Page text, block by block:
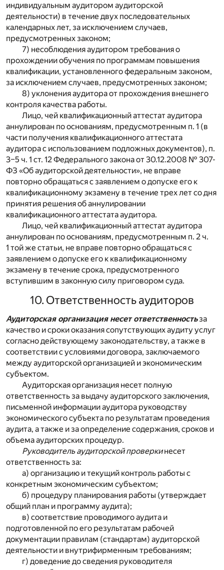
индивидуальным аудитором аудиторской
деятельности) в течение двух последовательных
календарных лет, за исключением случаев,
предусмотренных законом;
7) несоблюдения аудитором требования о
прохождении обучения по программам повышения
квалификации, установленного федеральным законом,
за исключением случаев, предусмотренных законом;
8) уклонения аудитора от прохождения внешнего
контроля качества работы.
Лицо, чей квалификационный аттестат аудитора
аннулирован по основаниям, предусмотренным п. 1 (в
части получения квалификационного аттестата
аудитора с использованием подложных документов), п.
3–5 ч. 1 ст. 12 Федерального закона от 30.12.2008 № 307-
ФЗ «Об аудиторской деятельности», не вправе
повторно обращаться с заявлением о допуске его к
квалификационному экзамену в течение трех лет со дня
принятия решения об аннулировании
квалификационного аттестата аудитора.
Лицо, чей квалификационный аттестат аудитора
аннулирован по основаниям, предусмотренным п. 2 ч.
1 той же статьи, не вправе повторно обращаться с
заявлением о допуске его к квалификационному
экзамену в течение срока, предусмотренного
вступившим в законную силу приговором суда.
10. Ответственность аудиторов
Аудиторская организация несет ответственностьза
качество и сроки оказания сопутствующих аудиту услуг
согласно действующему законодательству, а также в
соответствии с условиями договора, заключаемого
между аудиторской организацией и экономическим
субъектом.
Аудиторская организация несет полную
ответственность за выдачу аудиторского заключения,
письменной информации аудитора руководству
экономического субъекта по результатам проведения
аудита, а также и за определение содержания, сроков и
объема аудиторских процедур.
Руководитель аудиторской проверкинесет
ответственность за:
а) организацию и текущий контроль работы с
конкретным экономическим субъектом;
б) процедуру планирования работы (утверждает
общий план и программу аудита);
в) соответствие проводимого аудита и
подготовленной по его результатам рабочей
документации правилам (стандартам) аудиторской
деятельности и внутрифирменным требованиям;
г) доведение до сведения руководителя